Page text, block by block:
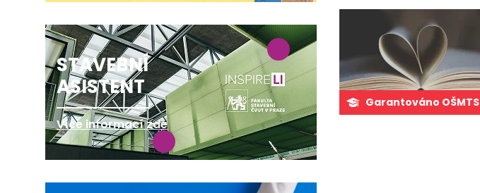
Garantováno OŠMTS
STAVEBNÍ
ASISTENT
Více informací zde